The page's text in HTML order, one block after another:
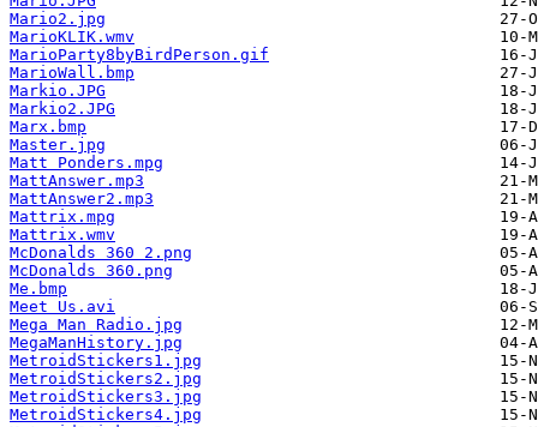
Mario2.jpg
MarioKLIK.wmv
MarioParty8byBirdPerson.gif
MarioWall.bmp
Markio.JPG
Markio2.JPG
Marx.bmp
Master.jpg
Matt Ponders.mpg
MattAnswer.mp3
MattAnswer2.mp3
Mattrix.mpg
Mattrix.wmv
McDonalds 360 2.png
McDonalds 360.png
Me.bmp
Meet Us.avi
Mega Man Radio.jpg
MegaManHistory.jpg
MetroidStickers1.jpg
MetroidStickers2.jpg
MetroidStickers3.jpg
MetroidStickers4.jpg